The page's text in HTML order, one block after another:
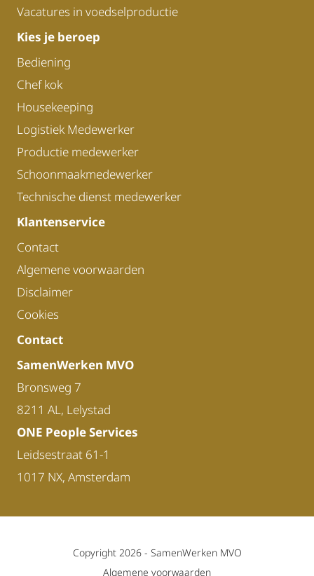
Vacatures in voedselproductie
Kies je beroep
Bediening
Chef kok
Housekeeping
Logistiek Medewerker
Productie medewerker
Schoonmaakmedewerker
Technische dienst medewerker
Klantenservice
Contact
Algemene voorwaarden
Disclaimer
Cookies
Contact
SamenWerken MVO
Bronsweg 7
8211 AL, Lelystad
ONE People Services
Leidsestraat 61-1
1017 NX, Amsterdam
Copyright 2026 - SamenWerken MVO
Algemene voorwaarden